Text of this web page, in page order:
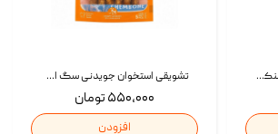
تشویقی استخوان جویدنی سگ اسنکی کرانچی با طعم مرغ Snacky Crunchy Munchy وزن 100 گرم
۵۵۰,۰۰۰ تومان
افزودن
تشویقی گربه درمانی کرانچ اسنکی با طعم میکس Snacky Crunch Cat Treats وزن 60 گرم بسته 4 عددی